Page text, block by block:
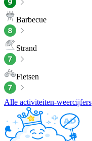
Barbecue
Strand
Fietsen
Alle activiteiten-weercijfers